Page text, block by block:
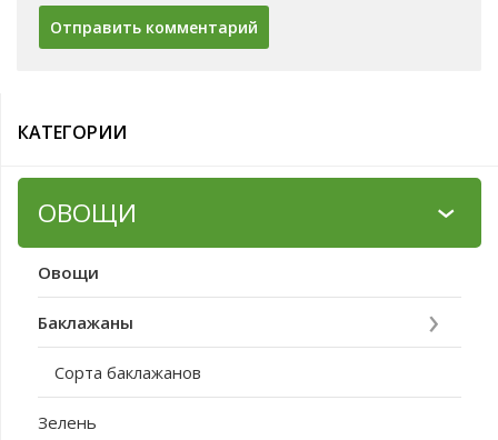
КАТЕГОРИИ
ОВОЩИ
Овощи
Баклажаны
Сорта баклажанов
Зелень